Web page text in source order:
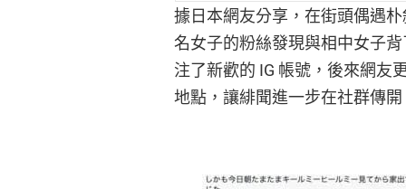
據日本網友分享，在街頭偶遇
名女子的粉絲發現與相中女子
注了新歡的 IG 帳號，後來網友
地點，讓緋聞進一步在社群傳開